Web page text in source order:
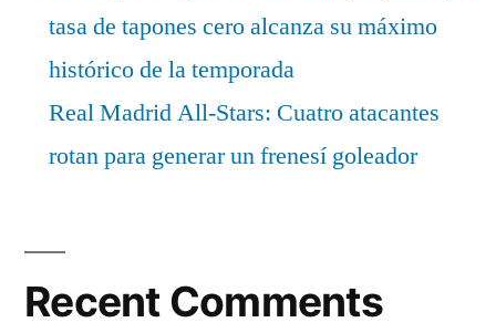
tasa de tapones cero alcanza su máximo
histórico de la temporada
Real Madrid All-Stars: Cuatro atacantes
rotan para generar un frenesí goleador
Recent Comments